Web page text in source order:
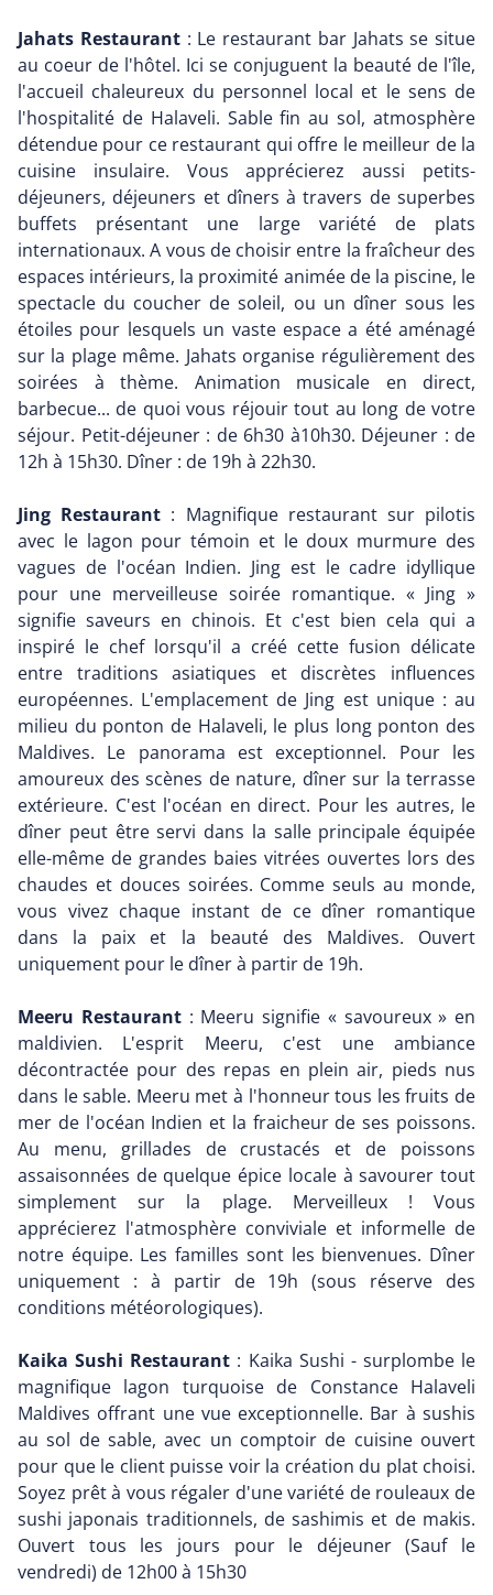
Jahats Restaurant: Le restaurant bar Jahats se situe
au coeur de l'hôtel. Ici se conjuguent la beauté de l'île,
l'accueil chaleureux du personnel local et le sens de
l'hospitalité de Halaveli. Sable fin au sol, atmosphère
détendue pour ce restaurant qui offre le meilleur de la
cuisine insulaire. Vous apprécierez aussi petits-
déjeuners, déjeuners et dîners à travers de superbes
buffets présentant une large variété de plats
internationaux. A vous de choisir entre la fraîcheur des
espaces intérieurs, la proximité animée de la piscine, le
spectacle du coucher de soleil, ou un dîner sous les
étoiles pour lesquels un vaste espace a été aménagé
sur la plage même. Jahats organise régulièrement des
soirées à thème. Animation musicale en direct,
barbecue... de quoi vous réjouir tout au long de votre
séjour. Petit-déjeuner : de 6h30 à10h30. Déjeuner : de
12h à 15h30. Dîner : de 19h à 22h30.
Jing Restaurant : Magnifique restaurant sur pilotis
avec le lagon pour témoin et le doux murmure des
vagues de l'océan Indien. Jing est le cadre idyllique
pour une merveilleuse soirée romantique. « Jing »
signifie saveurs en chinois. Et c'est bien cela qui a
inspiré le chef lorsqu'il a créé cette fusion délicate
entre traditions asiatiques et discrètes influences
européennes. L'emplacement de Jing est unique : au
milieu du ponton de Halaveli, le plus long ponton des
Maldives. Le panorama est exceptionnel. Pour les
amoureux des scènes de nature, dîner sur la terrasse
extérieure. C'est l'océan en direct. Pour les autres, le
dîner peut être servi dans la salle principale équipée
elle-même de grandes baies vitrées ouvertes lors des
chaudes et douces soirées. Comme seuls au monde,
vous vivez chaque instant de ce dîner romantique
dans la paix et la beauté des Maldives. Ouvert
uniquement pour le dîner à partir de 19h.
Meeru Restaurant: Meeru signifie « savoureux » en
maldivien. L'esprit Meeru, c'est une ambiance
décontractée pour des repas en plein air, pieds nus
dans le sable. Meeru met à l'honneur tous les fruits de
mer de l'océan Indien et la fraicheur de ses poissons.
Au menu, grillades de crustacés et de poissons
assaisonnées de quelque épice locale à savourer tout
simplement sur la plage. Merveilleux ! Vous
apprécierez l'atmosphère conviviale et informelle de
notre équipe. Les familles sont les bienvenues. Dîner
uniquement : à partir de 19h (sous réserve des
conditions météorologiques).
Kaika Sushi Restaurant : Kaika Sushi - surplombe le
magnifique lagon turquoise de Constance Halaveli
Maldives offrant une vue exceptionnelle. Bar à sushis
au sol de sable, avec un comptoir de cuisine ouvert
pour que le client puisse voir la création du plat choisi.
Soyez prêt à vous régaler d'une variété de rouleaux de
sushi japonais traditionnels, de sashimis et de makis.
Ouvert tous les jours pour le déjeuner (Sauf le
vendredi) de 12h00 à 15h30